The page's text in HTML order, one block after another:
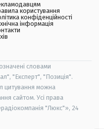
користування
конфіденційності
інформація
словами
"Експерт", "Позиція".
цитування можна
сайтом. Усі права
"Люкс"», 24